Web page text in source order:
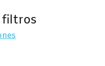
filtros